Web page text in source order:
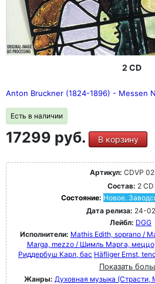
2 CD
Anton Bruckner (1824-1896) - Messen
Есть в наличии
17299 руб. В корзину
Артикул: CDVP
Состав: 2 CD
Состояние: Новое.
Дата релиза: 24-
Лейбл: DGG
Исполнители: Mathis Edith, soprano /
Marga, mezzo / Шимль Марга, меццо
Риддербуш Карл, бас Häfliger Ernst,
Показать
Жанры: Духовная музыка (Страсти,